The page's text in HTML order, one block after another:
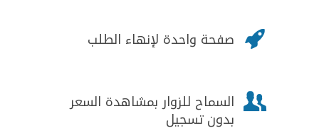
 صفحة واحدة لإنهاء الطلب
 السماح للزوار بمشاهدة السعر
بدون تسجيل